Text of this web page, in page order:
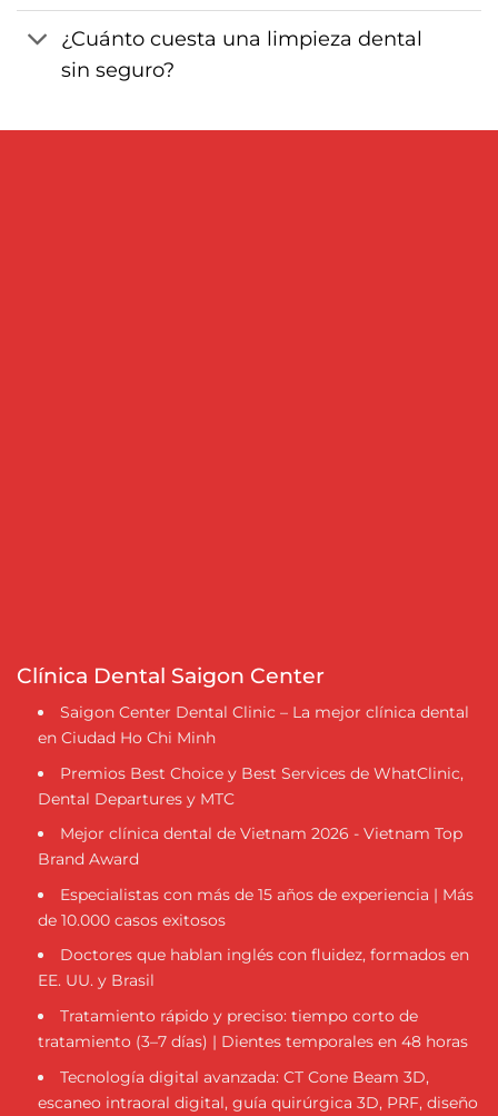
¿Cuánto cuesta una limpieza dental
sin seguro?
Clínica Dental Saigon Center
Saigon Center Dental Clinic – La mejor clínica dental
en Ciudad Ho Chi Minh
Premios Best Choice y Best Services de WhatClinic,
Dental Departures y MTC
Mejor clínica dental de Vietnam 2026 - Vietnam Top
Brand Award
Especialistas con más de 15 años de experiencia | Más
de 10.000 casos exitosos
Doctores que hablan inglés con fluidez, formados en
EE. UU. y Brasil
Tratamiento rápido y preciso: tiempo corto de
tratamiento (3–7 días) | Dientes temporales en 48 horas
Tecnología digital avanzada: CT Cone Beam 3D,
escaneo intraoral digital, guía quirúrgica 3D, PRF, diseño